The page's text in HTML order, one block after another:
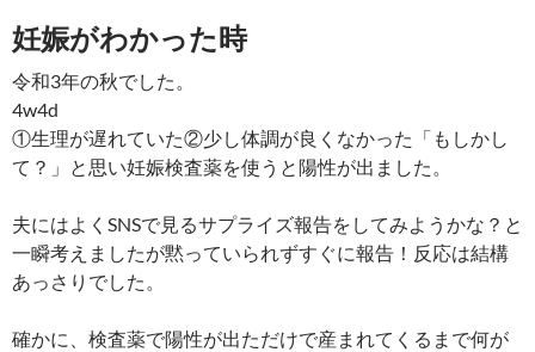
妊娠がわかった時
令和3年の秋でした。
4w4d
①生理が遅れていた②少し体調が良くなかった「もしかし
て？」と思い妊娠検査薬を使うと陽性が出ました。
夫にはよくSNSで見るサプライズ報告をしてみようかな？と
一瞬考えましたが黙っていられずすぐに報告！反応は結構
あっさりでした。
確かに、検査薬で陽性が出ただけで産まれてくるまで何が